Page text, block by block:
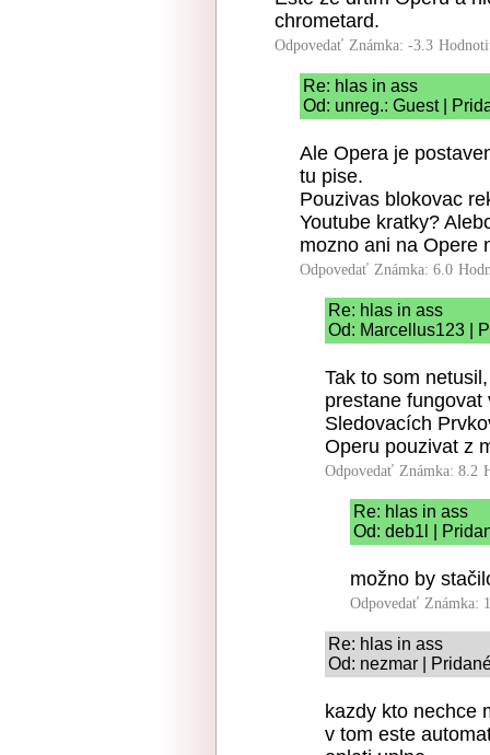
chrometard.
Odpovedať Známka: -3.3
Re: hlas in ass
Od: unreg.: Guest |
Ale Opera je
tu pise.
Pouzivas blokovac
Youtube kratky?
mozno ani na Opere
Odpovedať Známka: 6.0
Re: hlas in ass
Od: Marcellus123 |
Tak to som
prestane
Sledovacích
Operu pouzivat z
Odpovedať Známka: 8.2
Re: hlas in ass
Od: deb1l |
možno by
Odpovedať Známka:
Re: hlas in ass
Od: nezmar |
kazdy kto nechce
v tom este